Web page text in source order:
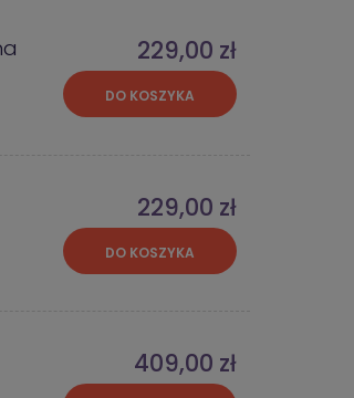
229,00 zł
DO KOSZYKA
229,00 zł
DO KOSZYKA
409,00 zł